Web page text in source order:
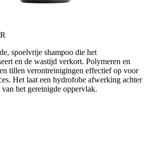
spoelvrije shampoo die het
en de wastijd verkort. Polymeren en
tillen verontreinigingen effectief op voor
Het laat een hydrofobe afwerking achter
het gereinigde oppervlak.